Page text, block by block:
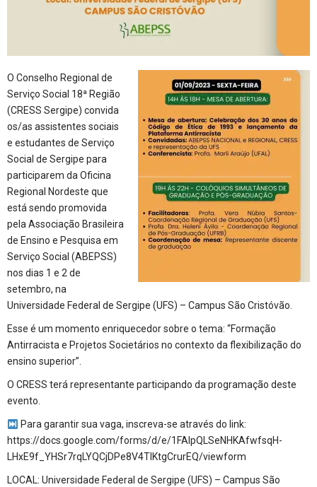
O Conselho Regional de
Serviço Social 18ª Região
(CRESS Sergipe) convida
os/as assistentes sociais
e estudantes de Serviço
Social de Sergipe para
participarem da Oficina
Regional Nordeste que
está sendo promovida
pela Associação Brasileira
de Ensino e Pesquisa em
Serviço Social (ABEPSS)
nos dias 1 e 2 de
setembro, na
Universidade Federal de Sergipe (UFS) – Campus São Cristóvão.
Esse é um momento enriquecedor sobre o tema: “Formação
Antirracista e Projetos Societários no contexto da flexibilização do
ensino superior”.
O CRESS terá representante participando da programação deste
evento.
Para garantir sua vaga, inscreva-se através do link:
https://docs.google.com/forms/d/e/1FAIpQLSeNHKAfwfsqH-
LHxE9f_YHSr7rqLYQCjDPe8V4TlKtgCrurEQ/viewform
LOCAL: Universidade Federal de Sergipe (UFS) – Campus São